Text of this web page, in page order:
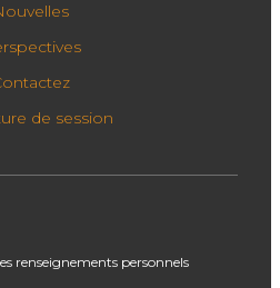
de session
renseignements personnels